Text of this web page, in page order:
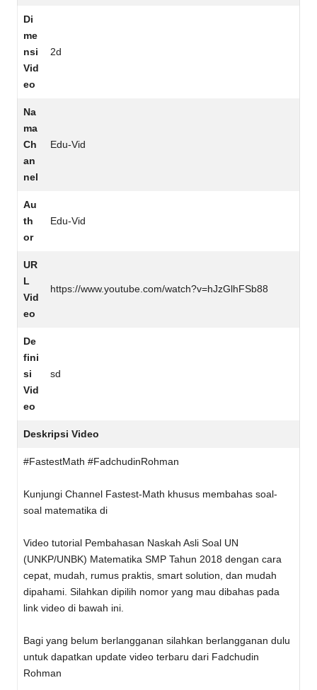
Di
me
nsi
Vid
eo
2d
Na
ma
Ch
an
nel
Edu-Vid
Au
th
or
Edu-Vid
UR
L
Vid
eo
https://www.youtube.com/watch?v=hJzGlhFSb88
De
fini
si
Vid
eo
sd
Deskripsi Video
#FastestMath #FadchudinRohman
Kunjungi Channel Fastest-Math khusus membahas soal-
soal matematika di
Video tutorial Pembahasan Naskah Asli Soal UN
(UNKP/UNBK) Matematika SMP Tahun 2018 dengan cara
cepat, mudah, rumus praktis, smart solution, dan mudah
dipahami. Silahkan dipilih nomor yang mau dibahas pada
link video di bawah ini.
Bagi yang belum berlangganan silahkan berlangganan dulu
untuk dapatkan update video terbaru dari Fadchudin
Rohman